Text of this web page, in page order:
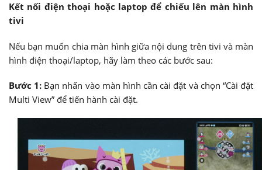
Kết nối điện thoại hoặc laptop để chiếu lên màn hình
tivi
Nếu bạn muốn chia màn hình giữa nội dung trên tivi và màn
hình điện thoại/laptop, hãy làm theo các bước sau:
Bước 1: Bạn nhấn vào màn hình cần cài đặt và chọn “Cài đặt
Multi View” để tiến hành cài đặt.